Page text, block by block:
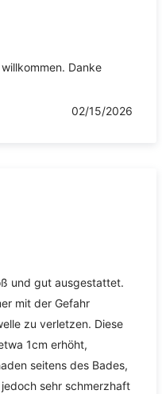
Danke
02/15/2026
und gut ausgestattet.
mit der Gefahr
zu verletzen. Diese
1cm erhöht,
seitens des Bades,
sehr schmerzhaft